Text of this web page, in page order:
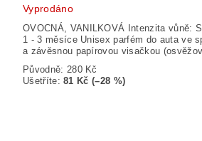
Vyprodáno
OVOCNÁ, VANILKOVÁ Intenzita vůně:
1 - 3 měsíce Unisex parfém do auta ve
a závěsnou papírovou visačkou
Původně: 280 Kč
Ušetříte:81 Kč (–28 %)